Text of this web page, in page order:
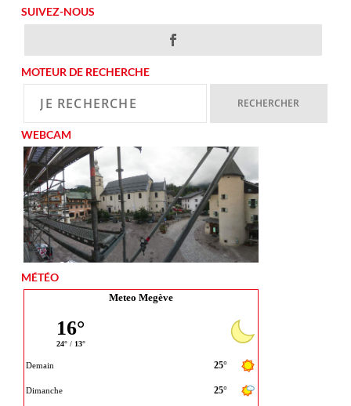
SUIVEZ-NOUS
MOTEUR DE RECHERCHE
WEBCAM
MÉTÉO
Meteo Megève